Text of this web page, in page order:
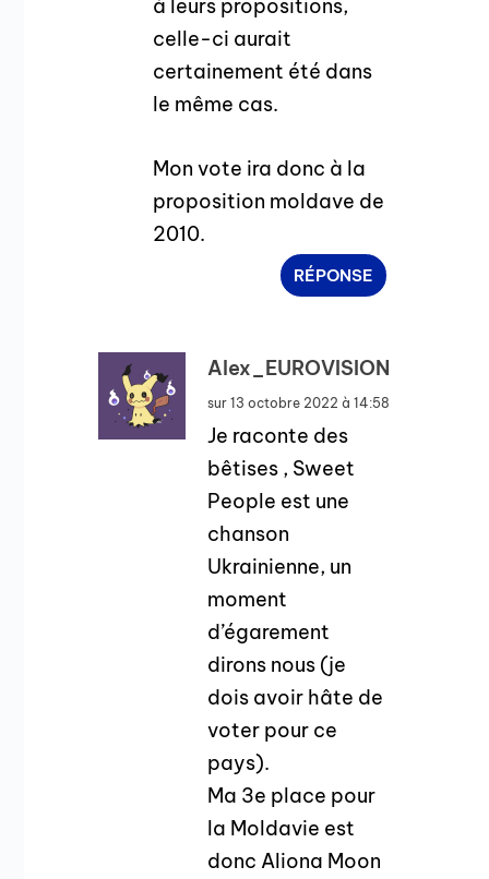
à leurs propositions,
celle-ci aurait
certainement été dans
le même cas.
Mon vote ira donc à la
proposition moldave de
2010.
RÉPONSE
Alex_EUROVISION
sur 13 octobre 2022 à 14:58
Je raconte des
bêtises , Sweet
People est une
chanson
Ukrainienne, un
moment
d’égarement
dirons nous (je
dois avoir hâte de
voter pour ce
pays).
Ma 3e place pour
la Moldavie est
donc Aliona Moon